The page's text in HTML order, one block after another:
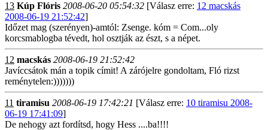
13 Kúp Flóris 2008-06-20 05:54:32 [Válasz erre: 12 macskás
2008-06-19 21:52:42]
Időzet mag (szerényen)-amtól: Zsenge. kóm = Com...oly
korcsmablogba tévedt, hol osztják az észt, s a népet.
12 macskás 2008-06-19 21:52:42
Javíccsátok mán a topik címit! A zárójelre gondoltam, Fló rizst
reménytelen:)))))))
11 tiramisu 2008-06-19 17:42:21 [Válasz erre: 10 tiramisu 2008-
06-19 17:41:09]
De nehogy azt fordítsd, hogy Hess ....ba!!!!